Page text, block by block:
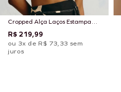
Cropped Alça Laços Estampado
Aurora Floral
R$ 219,99
ou 3x de R$ 73,33 sem
juros